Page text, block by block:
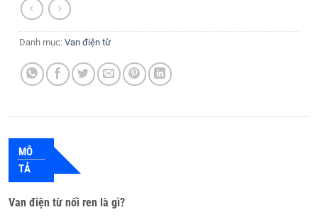
Danh mục: Van điện từ
MÔ
TẢ
Van điện từ nối ren là gì?